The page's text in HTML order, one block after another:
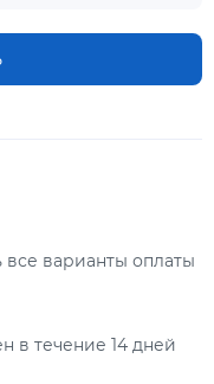
варианты оплаты
в течение 14 дней